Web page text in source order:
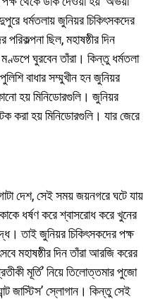
ধর্মতলায় জুনিয়র চিকিৎসকদের
ছিল, মহাষষ্ঠীর দিন
ঘুরবেন তাঁরা। কিন্তু ধর্মতলা
বাধার সম্মুখীন হন জুনিয়র
হয় মিনিডোরগুলি। জুনিয়র
করা হয় মিনিডোরগুলি। যার জেরে
দেশ, সেই সময় জয়নগরে ঘটে যায়
ধর্ষণ করে শ্বাসরোধ করে খুনের
তাই জুনিয়র চিকিৎসকদের পক্ষ
মহাষষ্ঠীর দিন তাঁরা আরজি করের
মূর্তি’ নিয়ে তিলোত্তমার পুজো
জাস্টিস’ স্লোগান। কিন্তু সেই